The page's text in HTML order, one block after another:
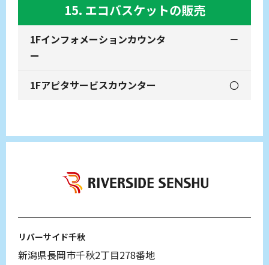
15. エコバスケットの販売
－
〇
リバーサイド千秋
新潟県長岡市千秋2丁目278番地